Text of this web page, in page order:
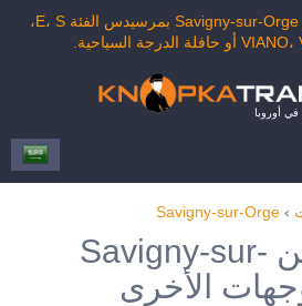
كم سعر سيارة الأجرة من Savigny-sur-Orge بمرسيدس الفئة E، S،
أوروبا
›
Savigny-sur-Orge
خدمةالنقل من Savigny-sur-